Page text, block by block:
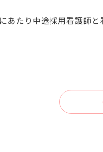
あたり中途採用看護師と